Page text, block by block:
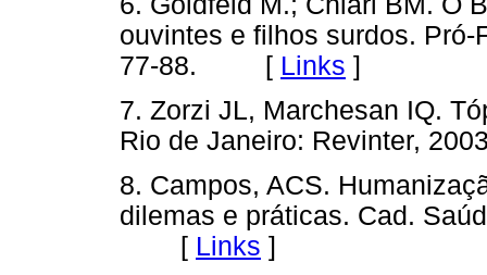
ouvintes e filhos surdos.
77-88. [ Links ]
7. Zorzi JL, Marchesan IQ.
Rio de Janeiro: Revinter,
8. Campos, ACS.
dilemas e práticas. Cad.
[ Links ]